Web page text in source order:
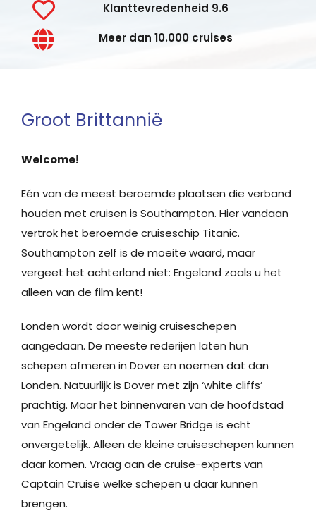
Klanttevredenheid 9.6
Meer dan 10.000 cruises
Groot Brittannië
Welcome!
Eén van de meest beroemde plaatsen die verband
houden met cruisen is Southampton. Hier vandaan
vertrok het beroemde cruiseschip Titanic.
Southampton zelf is de moeite waard, maar
vergeet het achterland niet: Engeland zoals u het
alleen van de film kent!
Londen wordt door weinig cruiseschepen
aangedaan. De meeste rederijen laten hun
schepen afmeren in Dover en noemen dat dan
Londen. Natuurlijk is Dover met zijn ‘white cliffs’
prachtig. Maar het binnenvaren van de hoofdstad
van Engeland onder de Tower Bridge is echt
onvergetelijk. Alleen de kleine cruiseschepen kunnen
daar komen. Vraag aan de cruise-experts van
Captain Cruise welke schepen u daar kunnen
brengen.